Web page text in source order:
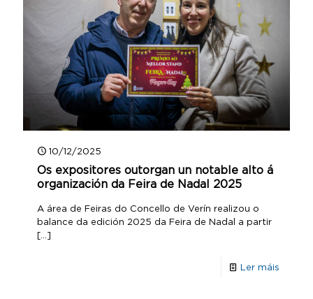
10/12/2025
Os expositores outorgan un notable alto á
organización da Feira de Nadal 2025
A área de Feiras do Concello de Verín realizou o
balance da edición 2025 da Feira de Nadal a partir
[…]
Ler máis